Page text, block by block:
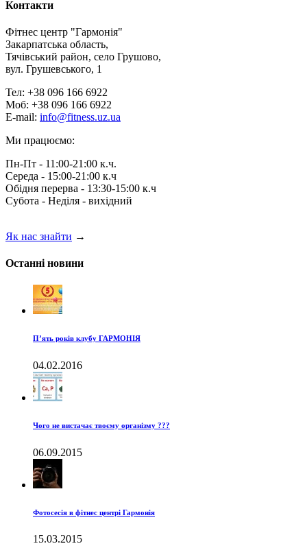
Контакти
Фітнес центр "Гармонія"
Закарпатська область,
Тячівський район, село Грушово,
вул. Грушевського, 1
Тел: +38 096 166 6922
Моб: +38 096 166 6922
E-mail: info@fitness.uz.ua
Ми працюємо:
Пн-Пт - 11:00-21:00 к.ч.
Середа - 15:00-21:00 к.ч
Обідня перерва - 13:30-15:00 к.ч
Субота - Неділя - вихідний
Як нас знайти →
Останні новини
П’ять років клубу ГАРМОНІЯ
04.02.2016
Чого не вистачає твоєму організму ???
06.09.2015
Фотосесія в фітнес центрі Гармонія
15.03.2015